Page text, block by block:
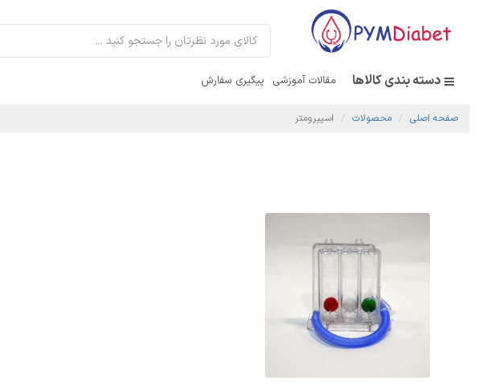
دسته بندی کالاها مقالات آموزشی پیگیری سفارش
صفحه اصلی محصولات اسپیرومتر